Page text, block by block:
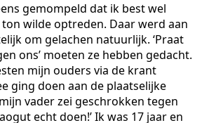
gemompeld dat ik best wel
wilde optreden. Daar werd aan
om gelachen natuurlijk. ‘Praat
ons’ moeten ze hebben gedacht.
mijn ouders via de krant
ging doen aan de plaatselijke
vader zei geschrokken tegen
echt doen!’ Ik was 17 jaar en